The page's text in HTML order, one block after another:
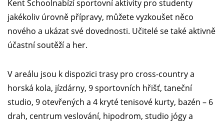
Kent Schoolnabízí sportovní aktivity pro studenty
jakékoliv úrovně přípravy, můžete vyzkoušet něco
nového a ukázat své dovednosti. Učitelé se také aktivně
účastní soutěží a her.
V areálu jsou k dispozici trasy pro cross-country a
horská kola, jízdárny, 9 sportovních hřišť, taneční
studio, 9 otevřených a 4 kryté tenisové kurty, bazén – 6
drah, centrum veslování, hipodrom, studio jógy a